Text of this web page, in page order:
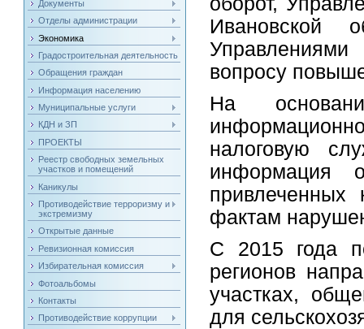
Документы
Отделы администрации
Экономика
Градостроительная деятельность
Обращения граждан
Информация населению
Муниципальные услуги
КДН и ЗП
ПРОЕКТЫ
Реестр свободных земельных
участков и помещений
Каникулы
Противодействие терроризму и
экстремизму
Открытые данные
Ревизионная комиссия
Избирательная комиссия
Фотоальбомы
Контакты
Противодействие коррупции
Ивановской
вопросу
На
налоговую
информация
привлеченных
фактам
С 2015 года
регионов
участках,
для